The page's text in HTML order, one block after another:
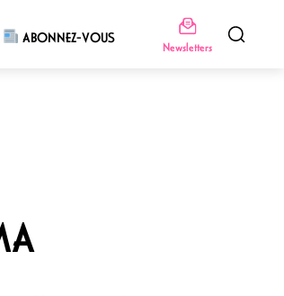
ABONNEZ-VOUS
Newsletters